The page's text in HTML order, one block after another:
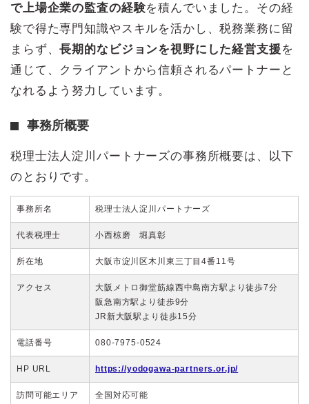
で上場企業の監査の経験を積んでいました。その経
験で得た専門知識やスキルを活かし、税務業務に留
まらず、長期的なビジョンを視野にした経営支援を
通じて、クライアントから信頼されるパートナーと
なれるよう努力しています。
事務所概要
税理士法人淀川パートナーズの事務所概要は、以下
のとおりです。
事務所名 税理士法人淀川パートナーズ
代表税理士 小西椋磨 堀真彰
所在地 大阪市淀川区木川東三丁目4番11号
アクセス
大阪メトロ御堂筋線西中島南方駅より徒歩7分
阪急南方駅より徒歩9分
JR新大阪駅より徒歩15分
電話番号 080-7975-0524
HP URL https://yodogawa-partners.or.jp/
訪問可能エリア 全国対応可能